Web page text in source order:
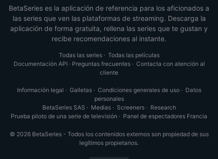
BetaSeries es la aplicación de referencia para los aficionados a
las series que ven las plataformas de streaming. Descarga la
aplicación de forma gratuita, rellena las series que te gustan y
recibe recomendaciones al instante.
Todas las series· Todas las películas
Documentación API · Preguntas frecuentes· Contacta con atención al
cliente
Información legal · Galletas· Condiciones generales de uso· Datos
personales
BetaSeries SAS · Medias· Screeners· Research
Prueba piloto de una serie de televisión · Panel de espectadores Francia
© 2026 BetaSeries - Todos los contenidos externos son propiedad de sus
legítimos propietarios.